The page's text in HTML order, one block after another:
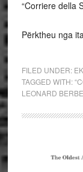
“Corriere della
Përktheu nga
FILED UNDER:
TAGGED WITH:
LEONARD